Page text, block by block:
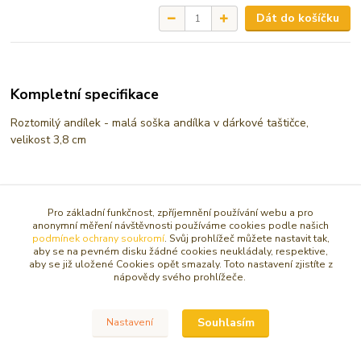
Dát do košíčku
Kompletní specifikace
Roztomilý andílek - malá soška andílka v dárkové taštičce,
velikost 3,8 cm
Zboží zařazeno v kategoriích
SOŠKY, RELIÉFY ANDĚL
Pro základní funkčnost, zpříjemnění používání webu a pro
anonymní měření návštěvnosti používáme cookies podle našich
podmínek ochrany soukromí. Svůj prohlížeč můžete nastavit tak,
aby se na pevném disku žádné cookies neukládaly, respektive,
aby se již uložené Cookies opět smazaly. Toto nastavení zjistíte z
nápovědy svého prohlížeče.
Nastavení Souhlasím